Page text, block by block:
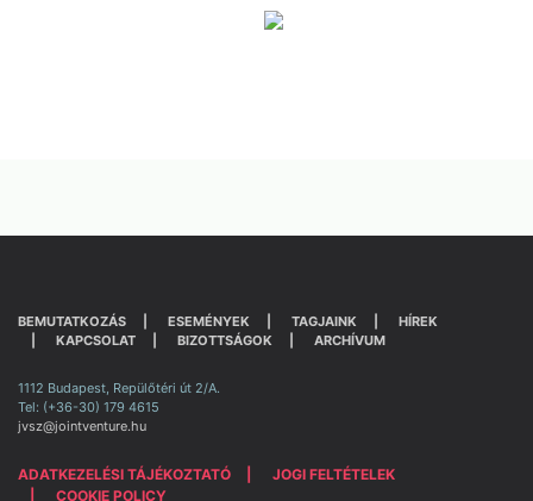
BEMUTATKOZÁS ESEMÉNYEK TAGJAINK
HÍREK
KAPCSOLAT
BIZOTTSÁGOK ARCHÍVUM
1112 Budapest, Repülőtéri út 2/A.
Tel: (+36-30) 179 4615
jvsz@jointventure.hu
ADATKEZELÉSI TÁJÉKOZTATÓ
JOGI FELTÉTELEK
COOKIE POLICY